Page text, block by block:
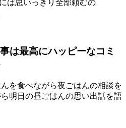
は思いっきり全部頼むの
は最高にハッピーなコミ
を食べながら夜ごはんの相談を
明日の昼ごはんの思い出話を語